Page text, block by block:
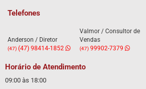
Telefones
Anderson / Diretor
(47) (47) 98414-1852
Valmor / Consultor de
Vendas
(47)99902-7379
Horário de Atendimento
09:00 às 18:00